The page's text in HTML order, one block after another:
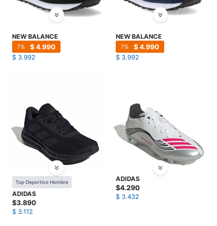
NEW BALANCE
$4.990
7
$ 3.992
NEW BALANCE
$4.990
7
$ 3.992
Top Deportivo Hombre
ADIDAS
$3.890
$ 3.112
ADIDAS
$4.290
$ 3.432